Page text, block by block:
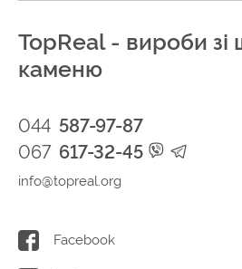
TopReal - вироби зі
каменю
044 587-97-87
067 617-32-45
info@topreal.org
Facebook